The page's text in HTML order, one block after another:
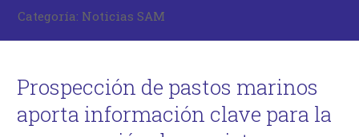
Categoría: Noticias SAM
Prospección de pastos marinos
aporta información clave para la